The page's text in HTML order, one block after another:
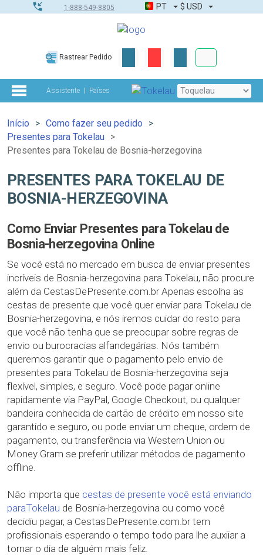
1-888-549-8805 PT $ USD
Rastrear Pedido
Assistente Países
Início
Como fazer seu pedido
Presentes para Tokelau
Presentes para Tokelau de Bosnia-herzegovina
PRESENTES PARA TOKELAU DE
BOSNIA-HERZEGOVINA
Como Enviar Presentes para Tokelau de
Bosnia-herzegovina Online
Se você está no mercado em busca de enviar presentes
incríveis de Bosnia-herzegovina para Tokelau, não procure
além da CestasDePresente.com.br Apenas escolha as
cestas de presente que você quer enviar para Tokelau de
Bosnia-herzegovina, e nós iremos cuidar do resto para
que você não tenha que se preocupar sobre regras de
envio ou burocracias alfandegárias. Nós também
queremos garantir que o pagamento pelo envio de
presentes para Tokelau de Bosnia-herzegovina seja
flexível, simples, e seguro. Você pode pagar online
rapidamente via PayPal, Google Checkout, ou qualquer
bandeira conhecida de cartão de crédito em nosso site
garantido e seguro, ou pode enviar um cheque, ordem de
pagamento, ou transferência via Western Union ou
Money Gram se preferir utilizar métodos de pagamento
offline.
Não importa que cestas de presente você está enviando
paraTokelau de Bosnia-herzegovina ou como você
decidiu pagar, a CestasDePresente.com.br tem
profissionais esperando o tempo todo para lhe auxiiar a
tornar o dia de alguém mais feliz.